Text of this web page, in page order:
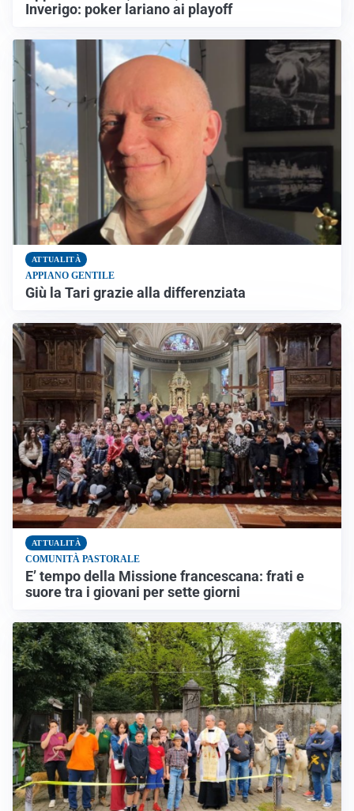
Inverigo: poker lariano ai playoff
ATTUALITÀ
APPIANO GENTILE
Giù la Tari grazie alla differenziata
ATTUALITÀ
COMUNITÀ PASTORALE
E’ tempo della Missione francescana: frati e
suore tra i giovani per sette giorni